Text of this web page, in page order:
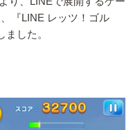
『LINE レッツ！ゴル
した。